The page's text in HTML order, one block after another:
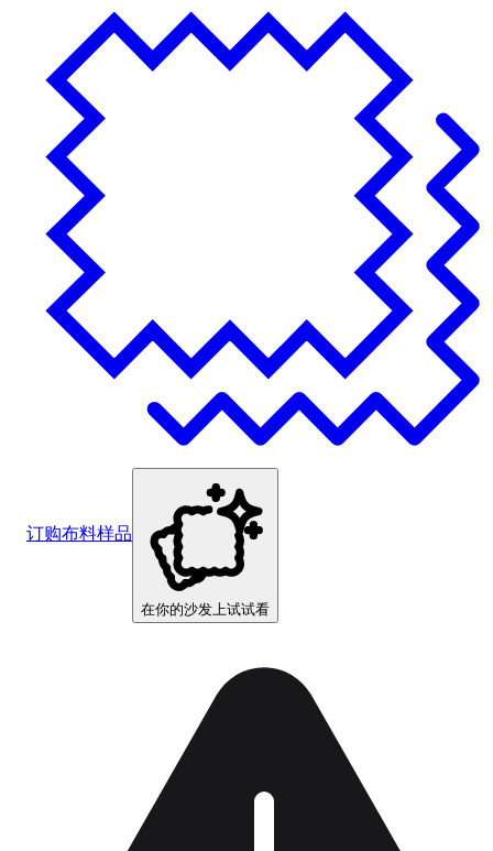
订购布料样品
在你的沙发上试试看